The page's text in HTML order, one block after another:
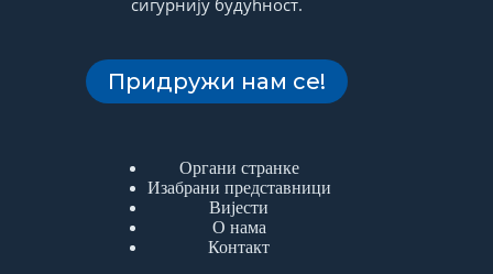
Придружи нам се!
Органи странке
Изабрани представници
Вијести
О нама
Контакт